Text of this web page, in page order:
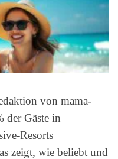
von mama-
der Gäste in
Resorts
zeigt, wie beliebt und